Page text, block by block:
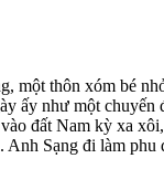
một thôn xóm bé
ấy như một chuyến
đất Nam kỳ xa
Sạng đi làm phu